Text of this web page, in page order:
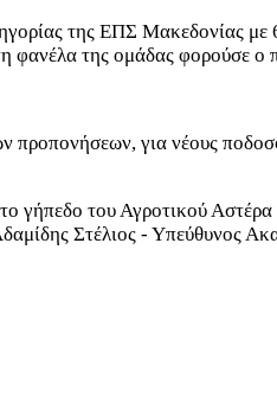
της ΕΠΣ Μακεδονίας με
της ομάδας φορούσε ο
για νέους
γήπεδο του Αγροτικού
Στέλιος - Υπεύθυνος